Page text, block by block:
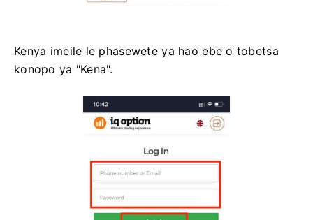
Kenya imeile le phasewete ya hao ebe o tobetsa
konopo ya "Kena".